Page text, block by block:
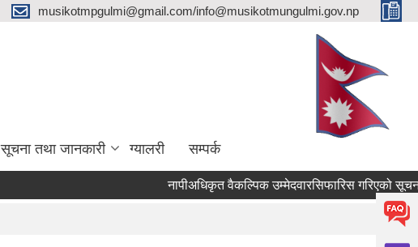
musikotmpgulmi@gmail.com/info@musikotmungulmi.gov.np
सूचना तथा जानकारी ग्यालरी सम्पर्क
नापीअधिकृत वैकल्पिक उम्मेदवारसिफारिस गरिएको सूचना।